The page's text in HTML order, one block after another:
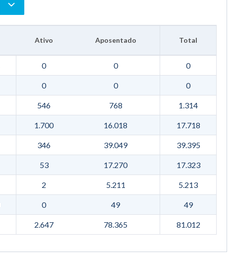
Ativo Aposentado Total
0 0 0
0 0 0
546 768 1.314
1.700 16.018 17.718
346 39.049 39.395
53 17.270 17.323
2 5.211 5.213
0 49 49
2.647 78.365 81.012